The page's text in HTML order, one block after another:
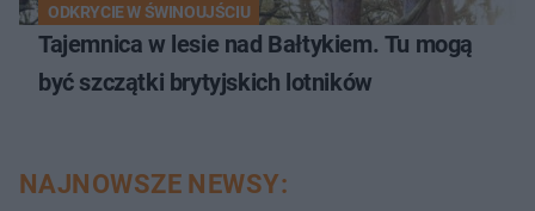
ODKRYCIE W ŚWINOUJŚCIU
Tajemnica w lesie nad Bałtykiem. Tu mogą
być szczątki brytyjskich lotników
NAJNOWSZE NEWSY: